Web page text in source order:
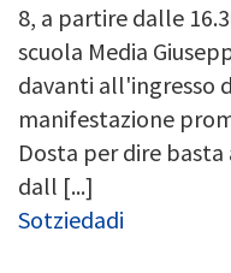
8, a partire dalle
scuola Media
davanti all'ingresso
manifestazione
Dosta per dire
dall [...]
Sotziedadi